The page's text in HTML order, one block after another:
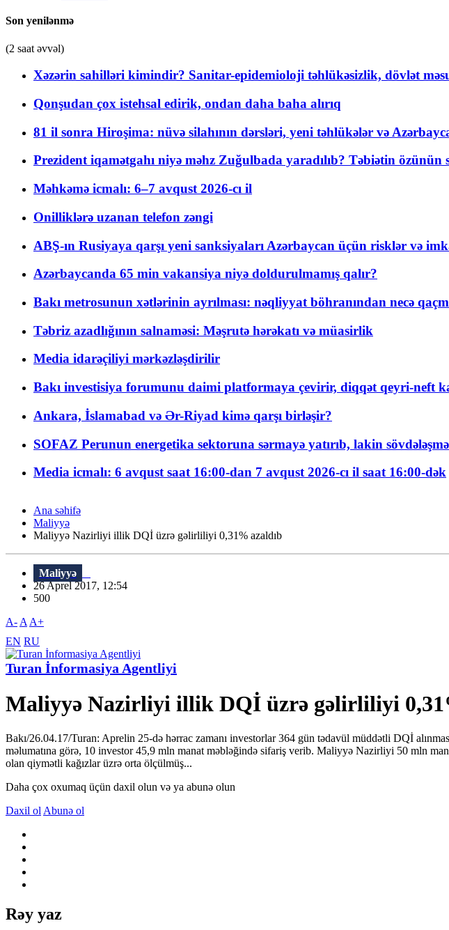
Son yenilənmə
(2 saat əvvəl)
Xəzərin sahilləri kimindir? Sanitar-epidemioloji təhlükəsizlik, dövlət
Qonşudan çox istehsal edirik, ondan daha baha alırıq
81 il sonra Hiroşima: nüvə silahının dərsləri, yeni təhlükələr və
Prezident iqamətgahı niyə məhz Zuğulbada yaradılıb? Təbiətin özünün
Məhkəmə icmalı: 6–7 avqust 2026-cı il
Onilliklərə uzanan telefon zəngi
ABŞ-ın Rusiyaya qarşı yeni sanksiyaları Azərbaycan üçün risklər və
Azərbaycanda 65 min vakansiya niyə doldurulmamış qalır?
Bakı metrosunun xətlərinin ayrılması: nəqliyyat böhranından necə
Təbriz azadlığının salnaməsi: Məşrutə hərəkatı və müasirlik
Media idarəçiliyi mərkəzləşdirilir
Bakı investisiya forumunu daimi platformaya çevirir, diqqət qeyri-neft
Ankara, İslamabad və Ər-Riyad kimə qarşı birləşir?
SOFAZ Perunun energetika sektoruna sərmayə yatırıb, lakin
Media icmalı: 6 avqust saat 16:00-dan 7 avqust 2026-cı il saat 16:00-dək
Ana səhifə
Maliyyə
Maliyyə Nazirliyi illik DQİ üzrə gəlirliliyi 0,31% azaldıb
Maliyyə
26 Aprel 2017, 12:54
500
A- A A+
EN RU
Turan İnformasiya Agentliyi
Maliyyə Nazirliyi illik DQİ üzrə gəlirliliyi
Bakı/26.04.17/Turan: Aprelin 25-də hərrac zamanı investorlar 364 gün tədavül müddətli DQİ
məlumatına görə, 10 investor 45,9 mln manat məbləğində sifariş verib. Maliyyə Nazirliyi 50 mln
olan qiymətli kağızlar üzrə orta ölçülmüş...
Daha çox oxumaq üçün daxil olun və ya abunə olun
Daxil ol Abunə ol
Rəy yaz